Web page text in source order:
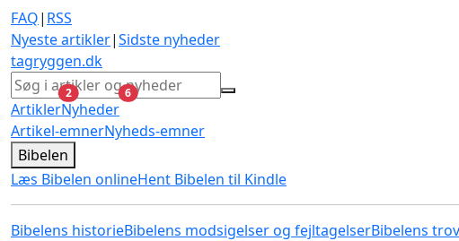
FAQ| RSS
Nyeste artikler|Sidste nyheder
tagryggen.dk
Artikler
2ulæste
Nyheder
6ulæste
Artikel-emnerNyheds-emner
Bibelen
Læs Bibelen onlineHent Bibelen til Kindle
Bibelens historieBibelens modsigelser og fejltagelserBibelens